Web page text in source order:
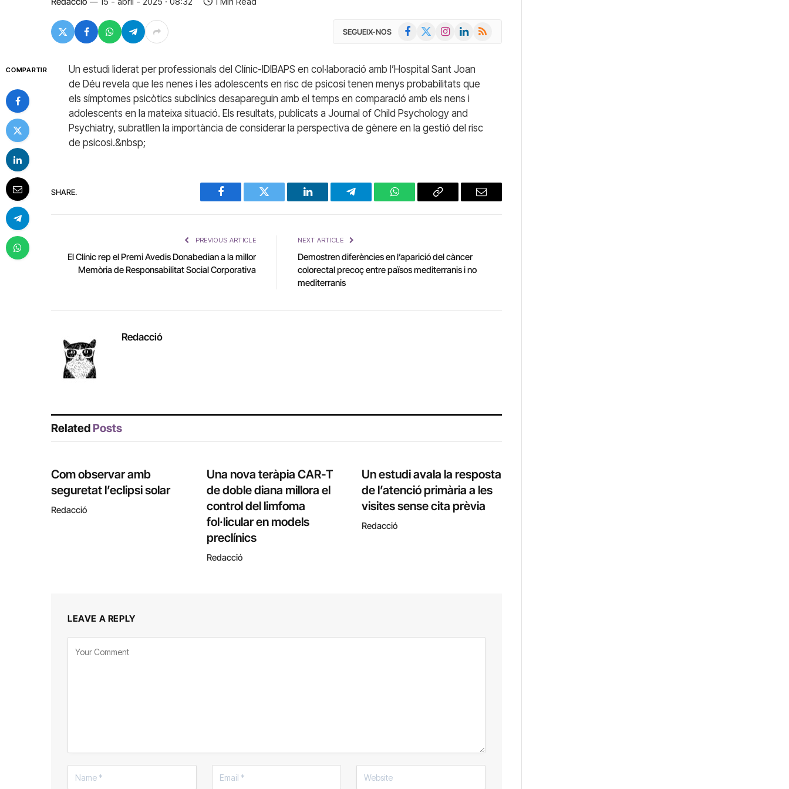
SEGUEIX-NOS Facebook InstagramLinkedIn
RSS
COMPARTIR
Un estudi liderat per professionals del Clínic-IDIBAPS en col·laboració amb l’Hospital Sant Joan
de Déu revela que les nenes i les adolescents en risc de psicosi tenen menys probabilitats que
els símptomes psicòtics subclínics desapareguin amb el temps en comparació amb els nens i
adolescents en la mateixa situació. Els resultats, publicats a Journal of Child Psychology and
Psychiatry, subratllen la importància de considerar la perspectiva de gènere en la gestió del risc
de psicosi.&nbsp;
SHARE.
Facebook Twitter LinkedIn Telegram WhatsAppCopy
Email
PREVIOUS ARTICLE
El Clínic rep el Premi Avedis Donabedian a la millor
Memòria de Responsabilitat Social Corporativa
NEXT ARTICLE
Demostren diferències en l’aparició del càncer
colorectal precoç entre països mediterranis i no
mediterranis
Redacció
Related Posts
Com observar amb
seguretat l’eclipsi solar
Redacció
Una nova teràpia CAR-T
de doble diana millora el
control del limfoma
fol·licular en models
preclínics
Redacció
Un estudi avala la resposta
de l’atenció primària a les
visites sense cita prèvia
Redacció
LEAVE A REPLY